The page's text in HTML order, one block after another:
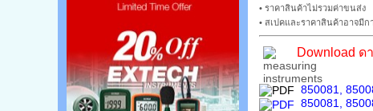
• ราคาสินค้าไม่รวมค่าขนส่ง
• สเปคและราคาสินค้าอาจมีก
Download
850081,
850081,